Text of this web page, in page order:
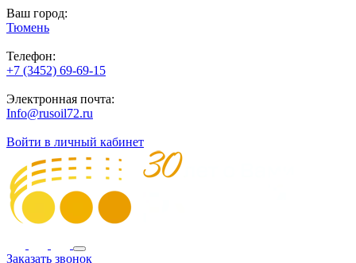
Ваш город:
Тюмень
Телефон:
+7 (3452) 69-69-15
Электронная почта:
Info@rusoil72.ru
Войти в личный кабинет
Заказать звонок